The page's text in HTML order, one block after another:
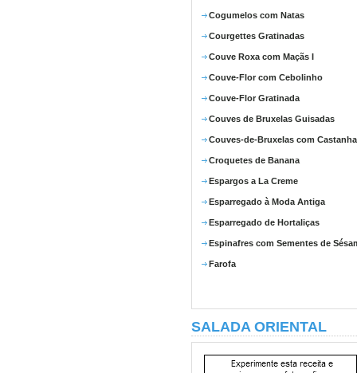
Cogumelos com Natas
Courgettes Gratinadas
Couve Roxa com Maçãs I
Couve-Flor com Cebolinho
Couve-Flor Gratinada
Couves de Bruxelas Guisadas
Couves-de-Bruxelas com
Croquetes de Banana
Espargos a La Creme
Esparregado à Moda Antiga
Esparregado de Hortaliças
Espinafres com Sementes de
Farofa
SALADA ORIENTAL